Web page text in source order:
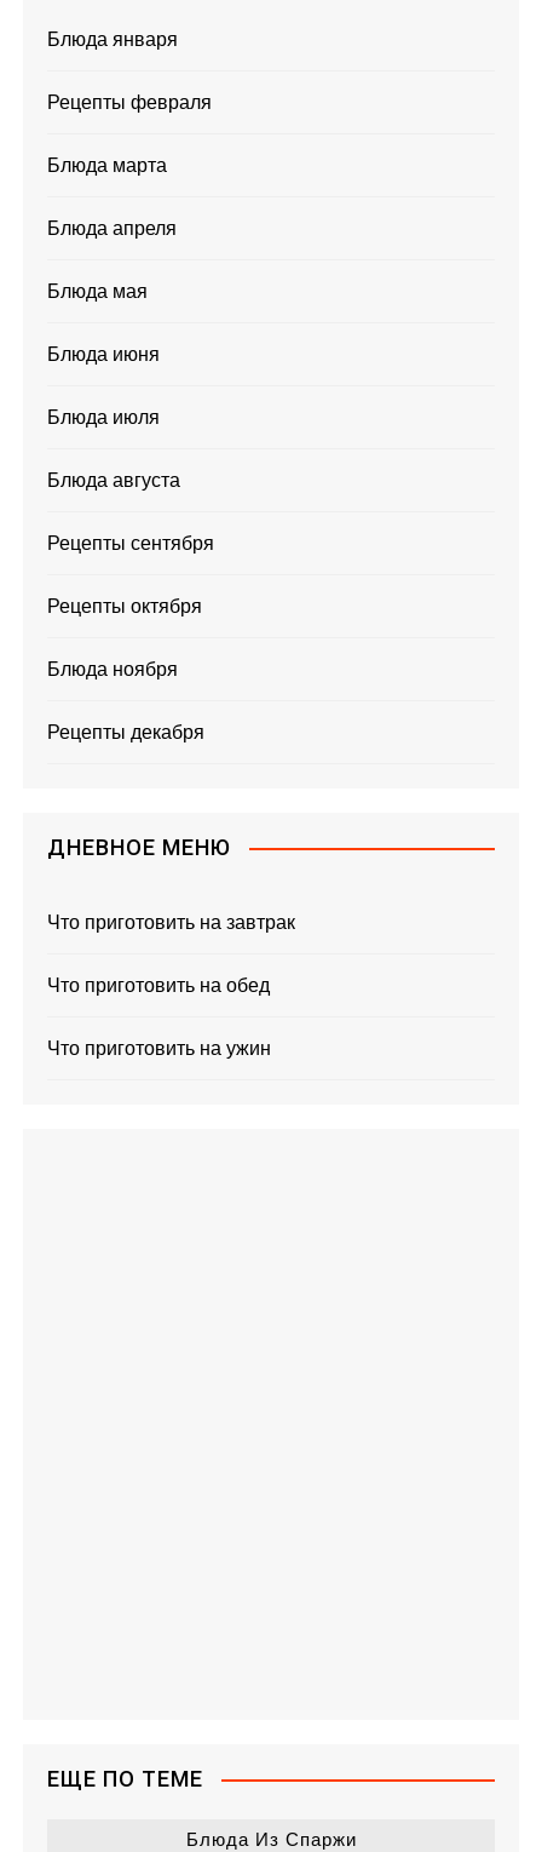
Блюда января
Рецепты февраля
Блюда марта
Блюда апреля
Блюда мая
Блюда июня
Блюда июля
Блюда августа
Рецепты сентября
Рецепты октября
Блюда ноября
Рецепты декабря
ДНЕВНОЕ МЕНЮ
Что приготовить на завтрак
Что приготовить на обед
Что приготовить на ужин
ЕЩЕ ПО ТЕМЕ
Блюда Из Спаржи